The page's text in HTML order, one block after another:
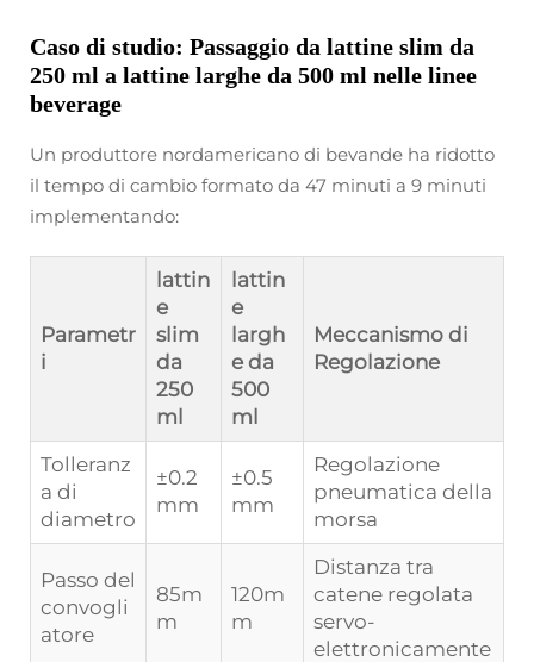
Caso di studio: Passaggio da lattine slim da
250 ml a lattine larghe da 500 ml nelle linee
beverage
Un produttore nordamericano di bevande ha ridotto
il tempo di cambio formato da 47 minuti a 9 minuti
implementando:
Parametr
i
lattin
e
slim
da
250
ml
lattin
e
largh
e da
500
ml
Meccanismo di
Regolazione
Tolleranz
a di
diametro
±0.2
mm
±0.5
mm
Regolazione
pneumatica della
morsa
Passo del
convogli
atore
85m
m
120m
m
Distanza tra
catene regolata
servo-
elettronicamente